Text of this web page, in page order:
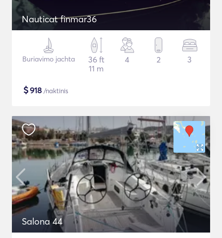
Nauticat finmar36
Buriavimo jachta
36 ft
11 m
4 2 3
$918 /naktinis
Salona 44